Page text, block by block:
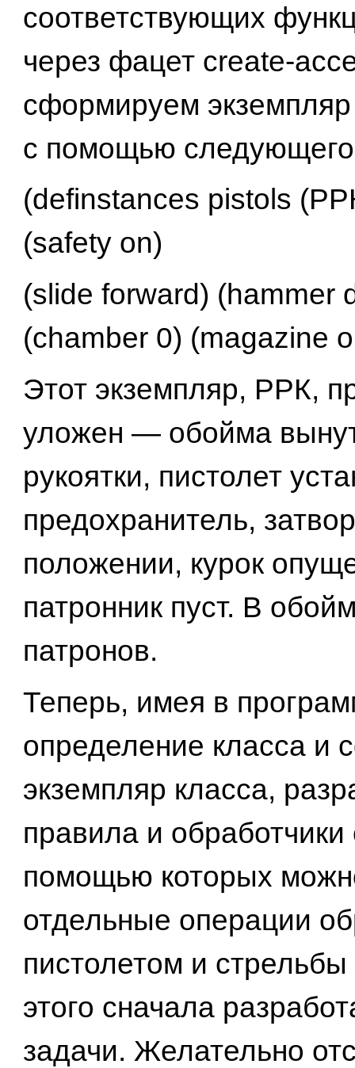
соответствующих
через фацет create-
сформируем экземпляр
с помощью
(definstances pistols
(safety on)
(slide forward) (hammer
(chamber 0) (magazine
Этот экземпляр, РРК,
уложен — обойма
рукоятки, пистолет
предохранитель,
положении, курок
патронник пуст. В
патронов.
Теперь, имея в
определение класса и
экземпляр класса,
правила и
помощью которых
отдельные операции
пистолетом и стрельбы
этого сначала
задачи. Желательно